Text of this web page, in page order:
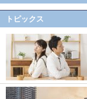
トピックス